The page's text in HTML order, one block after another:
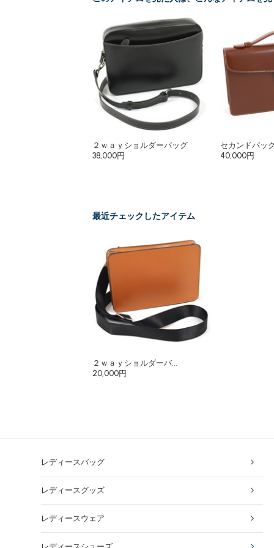
２ｗａｙショルダーバッグ
38,000円
セカンドバッ
40,000円
最近チェックしたアイテム
２ｗａｙショルダーバ...
20,000円
レディースバッグ
レディースグッズ
レディースウェア